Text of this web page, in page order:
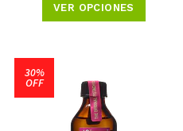
VER OPCIONES
30%
OFF